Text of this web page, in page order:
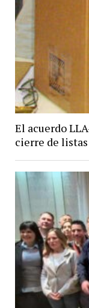
El acuerdo
cierre de listas